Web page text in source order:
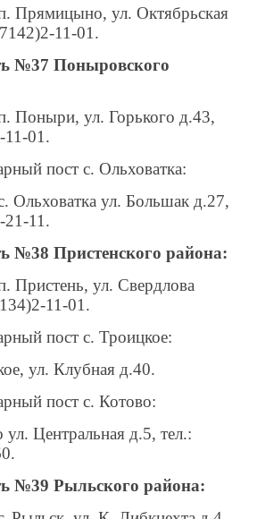
Прямицыно, ул. Октябрьская
11-01.
№37 Поныровского
Поныри, ул. Горького д.43,
11-01.
пост с. Ольховатка:
Ольховатка ул. Большак д.27,
21-11.
№38 Пристенского района:
Пристень, ул. Свердлова
11-01.
пост с. Троицкое:
ул. Клубная д.40.
пост с. Котово:
Центральная д.5, тел.:
№39 Рыльского района: